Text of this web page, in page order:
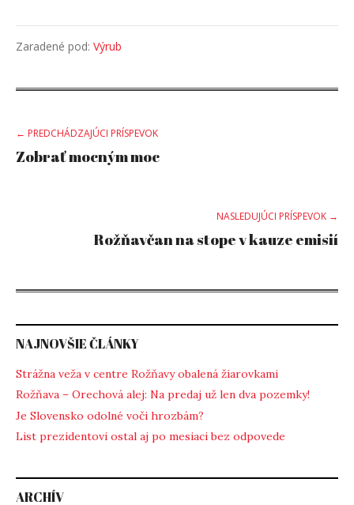
Zaradené pod: Výrub
Post
← PREDCHÁDZAJÚCI PRÍSPEVOK
Zobrať mocným moc
NASLEDUJÚCI PRÍSPEVOK →
Rožňavčan na stope v kauze emisií
NAJNOVŠIE ČLÁNKY
Strážna veža v centre Rožňavy obalená žiarovkami
Rožňava – Orechová alej: Na predaj už len dva pozemky!
Je Slovensko odolné voči hrozbám?
List prezidentovi ostal aj po mesiaci bez odpovede
ARCHÍV